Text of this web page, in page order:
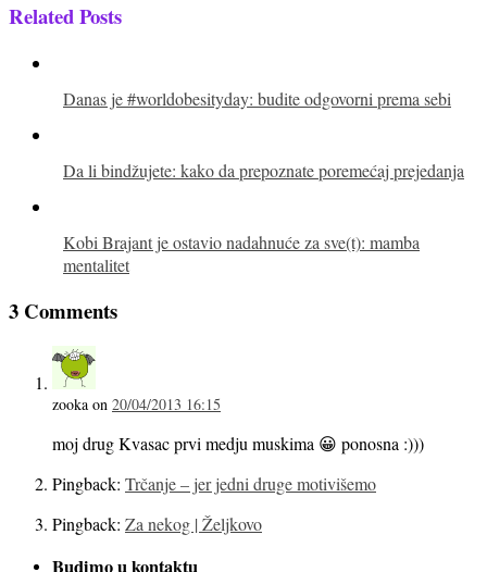
Related Posts
Danas je #worldobesityday: budite odgovorni prema sebi
Da li bindžujete: kako da prepoznate poremećaj prejedanja
Kobi Brajant je ostavio nadahnuće za sve(t): mamba
mentalitet
3 Comments
zooka on 20/04/2013 16:15
moj drug Kvasac prvi medju muskima 😀 ponosna :)))
Pingback: Trčanje – jer jedni druge motivišemo
Pingback: Za nekog | Željkovo
Budimo u kontaktu